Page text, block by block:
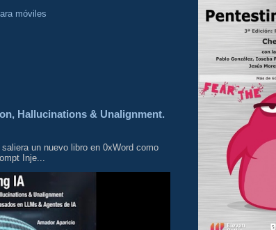
móviles
Hallucinations & Unalignment.
un nuevo libro en 0xWord como
Inje...